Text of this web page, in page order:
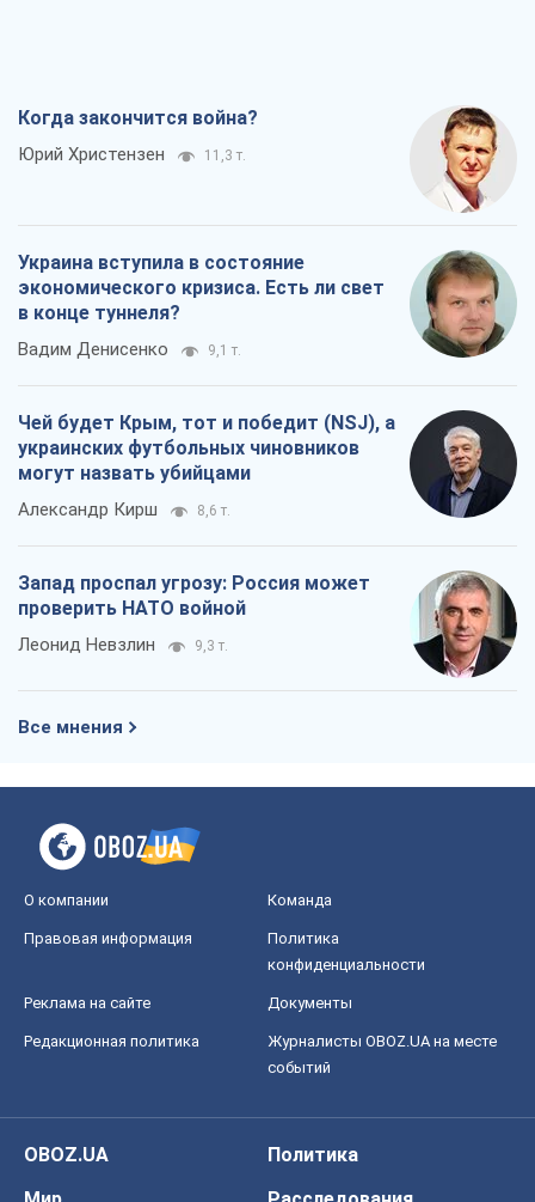
Когда закончится война?
Юрий Христензен 11,3 т.
Украина вступила в состояние
экономического кризиса. Есть ли свет
в конце туннеля?
Вадим Денисенко 9,1 т.
Чей будет Крым, тот и победит (NSJ), а
украинских футбольных чиновников
могут назвать убийцами
Александр Кирш 8,6 т.
Запад проспал угрозу: Россия может
проверить НАТО войной
Леонид Невзлин 9,3 т.
Все мнения
О компании Команда
Правовая информация
Политика
конфиденциальности
Реклама на сайте Документы
Редакционная политика
Журналисты OBOZ.UA на месте
событий
OBOZ.UA
Политика